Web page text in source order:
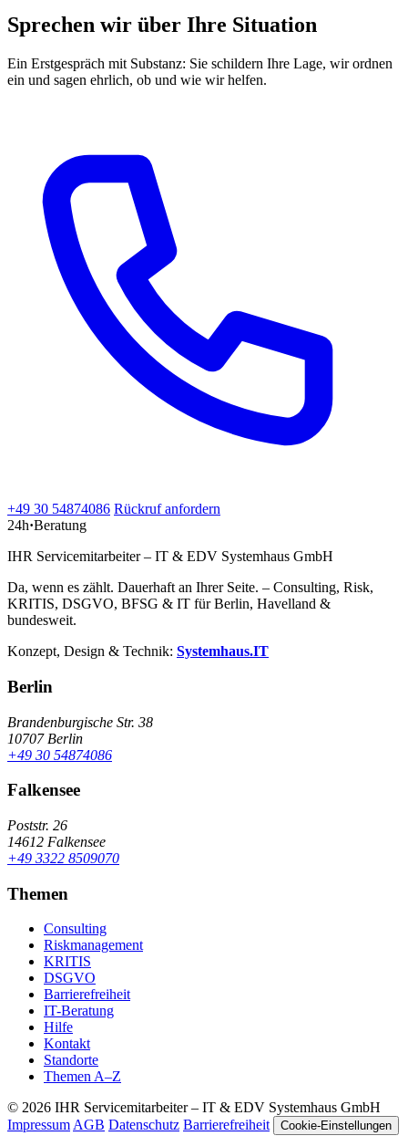
Sprechen wir über Ihre Situation
Ein Erstgespräch mit Substanz: Sie schildern Ihre Lage, wir ordnen
ein und sagen ehrlich, ob und wie wir helfen.
+49 30 54874086 Rückruf anfordern
24h·Beratung
IHR Servicemitarbeiter – IT & EDV Systemhaus GmbH
Da, wenn es zählt. Dauerhaft an Ihrer Seite. – Consulting, Risk,
KRITIS, DSGVO, BFSG & IT für Berlin, Havelland &
bundesweit.
Konzept, Design & Technik: Systemhaus.IT
Berlin
Brandenburgische Str. 38
10707 Berlin
+49 30 54874086
Falkensee
Poststr. 26
14612 Falkensee
+49 3322 8509070
Themen
Consulting
Riskmanagement
KRITIS
DSGVO
Barrierefreiheit
IT-Beratung
Hilfe
Kontakt
Standorte
Themen A–Z
© 2026 IHR Servicemitarbeiter – IT & EDV Systemhaus GmbH
ImpressumAGB Datenschutz Barrierefreiheit Cookie-Einstellungen